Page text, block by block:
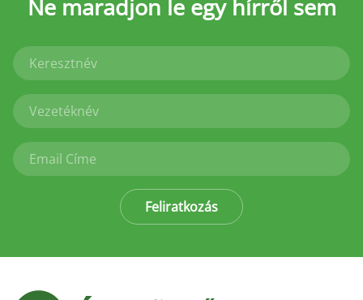
Ne maradjon le egy hírről sem
Feliratkozás